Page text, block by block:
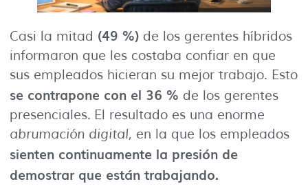
Casi la mitad (49 %) de los gerentes híbridos
informaron que les costaba confiar en que
sus empleados hicieran su mejor trabajo. Esto
se contrapone con el 36 % de los gerentes
presenciales. El resultado es una enorme
abrumación digital, en la que los empleados
sienten continuamente la presión de
demostrar que están trabajando.